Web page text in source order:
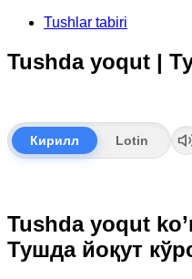
Tushlar tabiri
Tushda yoqut |
Кирилл Lotin
Tushda yoqut
Тушда йоқут